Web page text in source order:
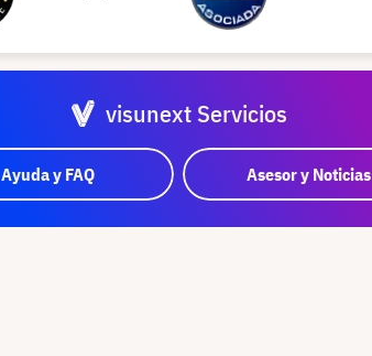
visunext Servicios
Ayuda y FAQ Asesor y Noticias